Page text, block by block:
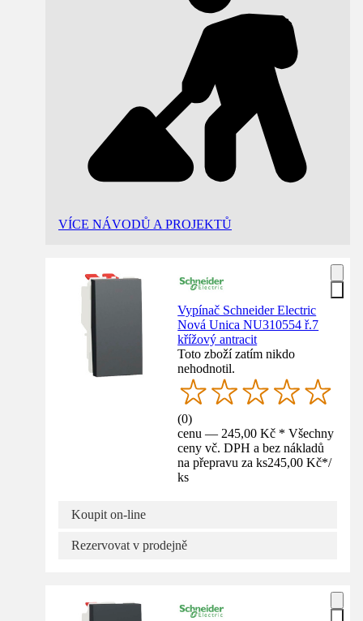
VÍCE NÁVODŮ A PROJEKTŮ
Vypínač Schneider Electric
Nová Unica NU310554 ř.7
křížový antracit
Toto zboží zatím nikdo
nehodnotil.
(0)
cenu — 245,00 Kč * Všechny
ceny vč. DPH a bez nákladů
na přepravu za ks245,00 Kč*/
ks
Koupit on-line
Rezervovat v prodejně